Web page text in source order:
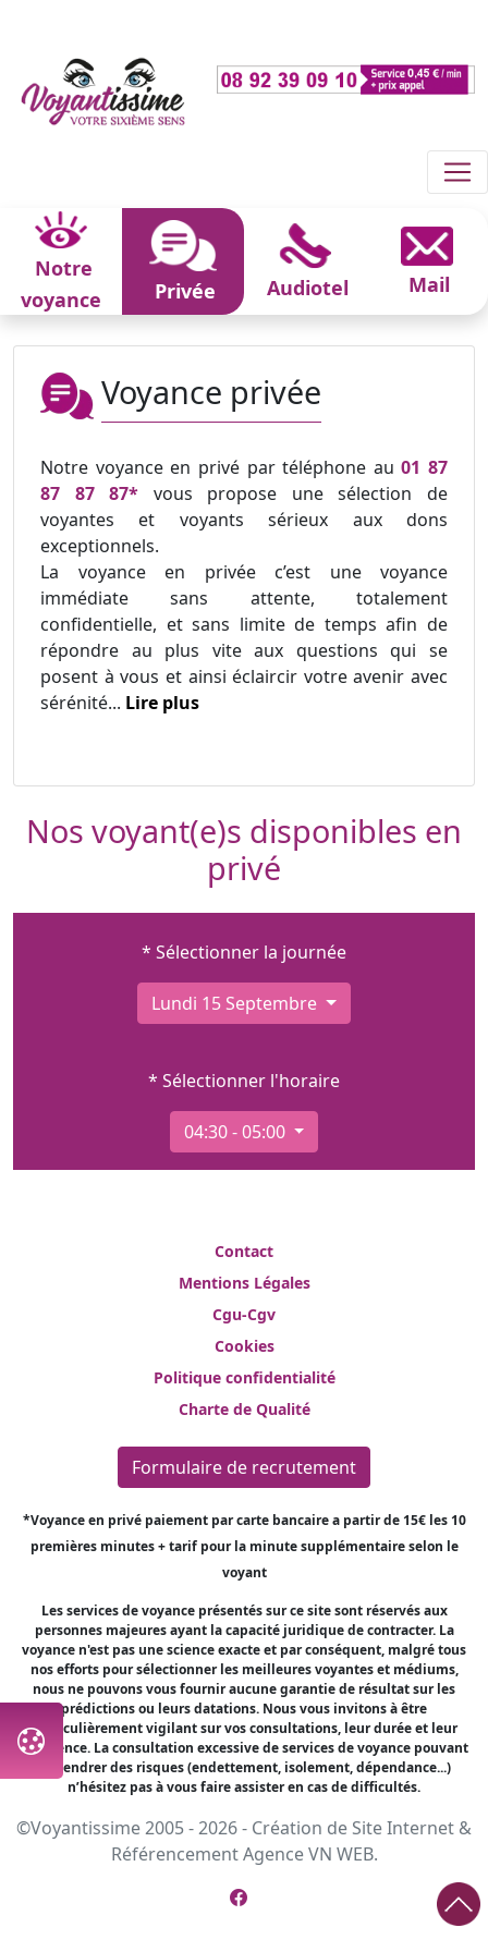
Notre
voyance
Privée Audiotel Mail
Voyance privée
Notre voyance en privé par téléphone au01 87
87 87 87* vous propose une sélection de
voyantes et voyants sérieux aux dons
exceptionnels.
La voyance en privée c’est une voyance
immédiate sans attente, totalement
confidentielle, et sans limite de temps afin de
répondre au plus vite aux questions qui se
posent à vous et ainsi éclaircir votre avenir avec
sérénité... Lire plus
Nos voyant(e)s disponibles en
privé
* Sélectionner la journée
Lundi 15 Septembre
* Sélectionner l'horaire
04:30 - 05:00
Contact
Mentions Légales
Cgu-Cgv
Cookies
Politique confidentialité
Charte de Qualité
Formulaire de recrutement
*Voyance en privé paiement par carte bancaire a partir de 15€ les 10
premières minutes + tarif pour la minute supplémentaire selon le
voyant
Les services de voyance présentés sur ce site sont réservés aux
personnes majeures ayant la capacité juridique de contracter. La
voyance n'est pas une science exacte et par conséquent, malgré tous
nos efforts pour sélectionner les meilleures voyantes et médiums,
nous ne pouvons vous fournir aucune garantie de résultat sur les
prédictions ou leurs datations. Nous vous invitons à être
particulièrement vigilant sur vos consultations, leur durée et leur
fréquence. La consultation excessive de services de voyance pouvant
engendrer des risques (endettement, isolement, dépendance...)
n’hésitez pas à vous faire assister en cas de difficultés.
©Voyantissime 2005 - 2026 - Création de Site Internet &
RéférencementAgence VN WEB.